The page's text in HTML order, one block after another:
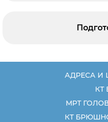
АДРЕСА И
КТ
МРТ
КТ